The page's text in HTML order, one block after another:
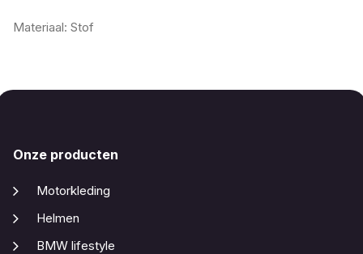
Materiaal: Stof
Onze producten
Motorkleding
Helmen
BMW lifestyle